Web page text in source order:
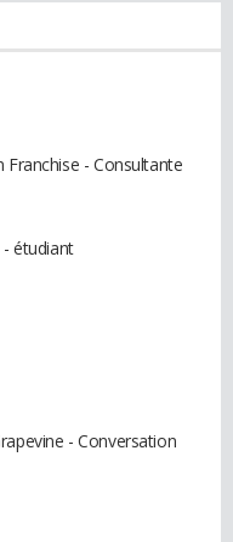
- Consultante
étudiant
- Conversation